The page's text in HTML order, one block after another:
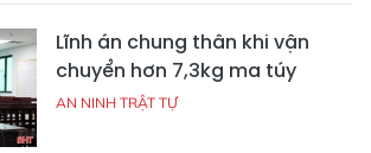
Lĩnh án chung thân khi vận
chuyển hơn 7,3kg ma túy
AN NINH TRẬT TỰ